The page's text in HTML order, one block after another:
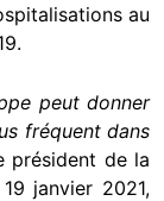
au
peut donner
fréquent dans
président de la
janvier 2021,